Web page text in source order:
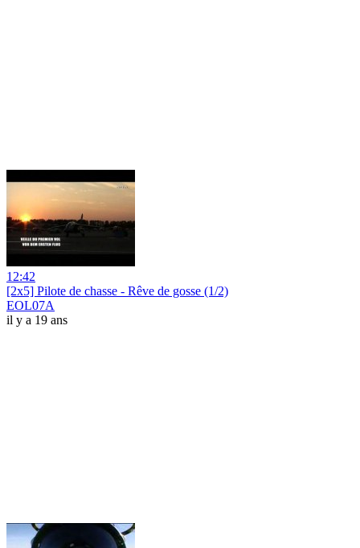
12:42
[2x5] Pilote de chasse - Rêve de gosse (1/2)
EOL07A
il y a 19 ans